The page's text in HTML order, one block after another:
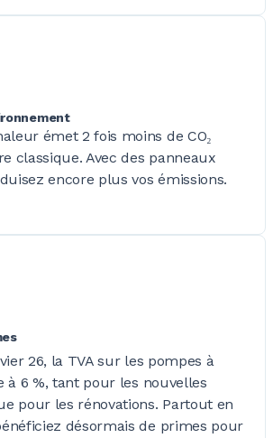
émet 2 fois moins de CO₂
classique. Avec des panneaux
encore plus vos émissions.
26, la TVA sur les pompes à
à 6 %, tant pour les nouvelles
pour les rénovations. Partout en
désormais de primes pour